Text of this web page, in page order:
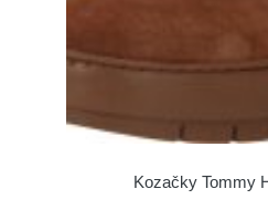
Kozačky Tommy